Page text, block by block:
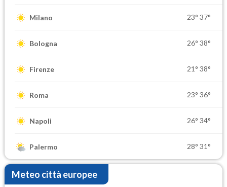
Milano 23° 37°
Bologna 26° 38°
Firenze 21° 38°
Roma 23° 36°
Napoli 26° 34°
Palermo 28° 31°
Meteo città europee